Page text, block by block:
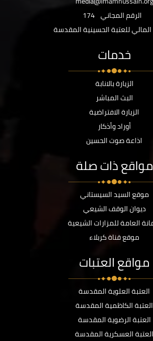
الرقم المجاني 174
للعتبة الحسينية المقدسة
خدمات
الزيارة بالانابة
البث المباشر
الزيارة الافتراضية
أوراد وأذكار
اذاعة صوت الحسين
مواقع ذات صلة
موقع السيد السيستاني
ديوان الوقف الشيعي
العامة للمزارات الشيعية
موقع قناة كربلاء
مواقع العتبات
العتبة العلوية المقدسة
العتبة الكاظمية المقدسة
العتبة الرضوية المقدسة
العتبة العسكرية المقدسة